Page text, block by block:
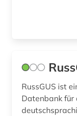
RussGUS ist
Datenbank für
deutschsprachiger Literatur mit